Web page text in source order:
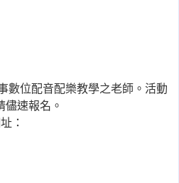
數位配音配樂教學之老師。活動
速報名。
：